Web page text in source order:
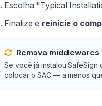
Escolha "Typical
Finalize e reinicie o
Remova
Se você já instalou
colocar o SAC — a menos